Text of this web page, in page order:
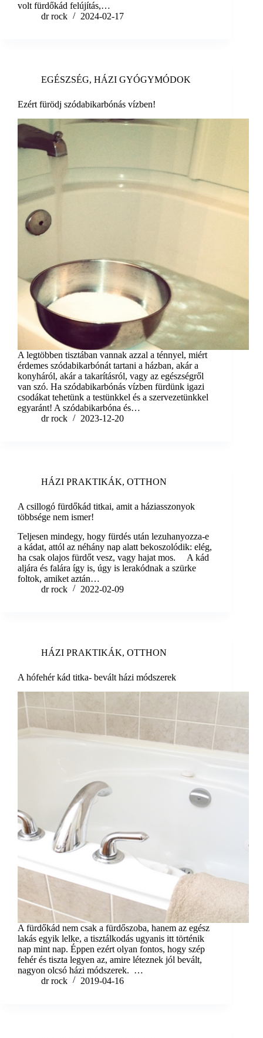
volt fürdőkád felújítás,…
dr rock
2024-02-17
EGÉSZSÉG, HÁZI GYÓGYMÓDOK
Ezért fürödj szódabikarbónás vízben!
A legtöbben tisztában vannak azzal a ténnyel, miért
érdemes szódabikarbónát tartani a házban, akár a
konyháról, akár a takarításról, vagy az egészségről
van szó. Ha szódabikarbónás vízben fürdünk igazi
csodákat tehetünk a testünkkel és a szervezetünkkel
egyaránt! A szódabikarbóna és…
dr rock
2023-12-20
HÁZI PRAKTIKÁK, OTTHON
A csillogó fürdőkád titkai, amit a háziasszonyok
többsége nem ismer!
Teljesen mindegy, hogy fürdés után lezuhanyozza-e
a kádat, attól az néhány nap alatt bekoszolódik: elég,
ha csak olajos fürdőt vesz, vagy hajat mos. A kád
aljára és falára így is, úgy is lerakódnak a szürke
foltok, amiket aztán…
dr rock
2022-02-09
HÁZI PRAKTIKÁK, OTTHON
A hófehér kád titka- bevált házi módszerek
A fürdőkád nem csak a fürdőszoba, hanem az egész
lakás egyik lelke, a tisztálkodás ugyanis itt történik
nap mint nap. Éppen ezért olyan fontos, hogy szép
fehér és tiszta legyen az, amire léteznek jól bevált,
nagyon olcsó házi módszerek. …
dr rock
2019-04-16